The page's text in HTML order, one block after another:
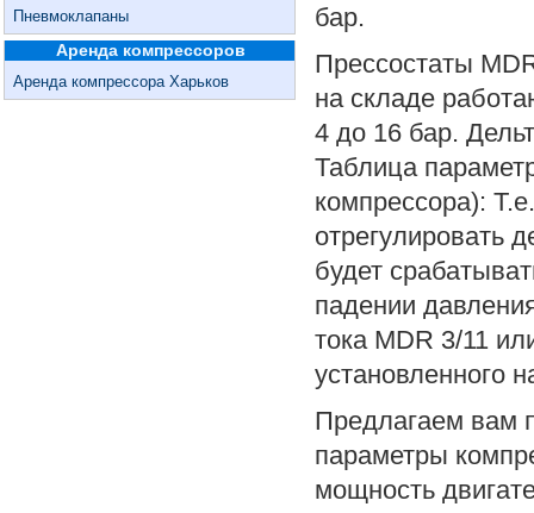
Пневмоклапаны
Аренда компрессоров
Аренда компрессора Харьков
бар.
Прессостаты
на складе
4 до 16 бар.
Таблица
компрессора):
отрегулировать
будет
падении
тока MDR 3/11
установленного
Предлагаем вам
параметры
мощность